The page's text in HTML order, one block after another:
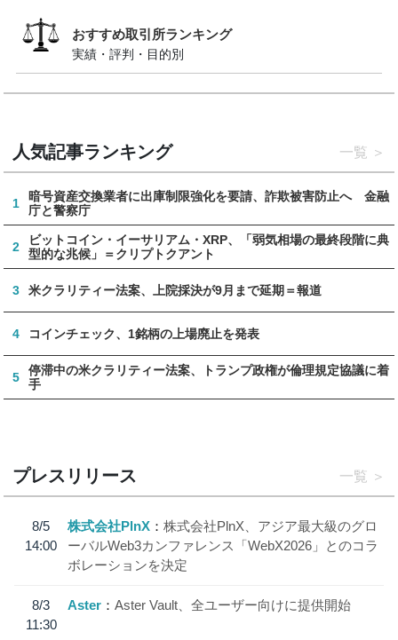
おすすめ取引所ランキング
実績・評判・目的別
人気記事ランキング 一覧
1
暗号資産交換業者に出庫制限強化を要請、詐欺被害防止へ 金融
庁と警察庁
2
ビットコイン・イーサリアム・XRP、「弱気相場の最終段階に典
型的な兆候」＝クリプトクアント
3 米クラリティー法案、上院採決が9月まで延期＝報道
4 コインチェック、1銘柄の上場廃止を発表
5
停滞中の米クラリティー法案、トランプ政権が倫理規定協議に着
手
プレスリリース 一覧
8/5
14:00
株式会社PlnX
株式会社PlnX、アジア最大級のグロ
ーバルWeb3カンファレンス「WebX2026」とのコラ
ボレーションを決定
8/3
11:30
Aster Aster Vault、全ユーザー向けに提供開始